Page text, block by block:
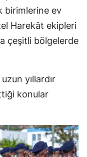
birimlerine ev
Harekât ekipleri
çeşitli bölgelerde
yıllardır
konular